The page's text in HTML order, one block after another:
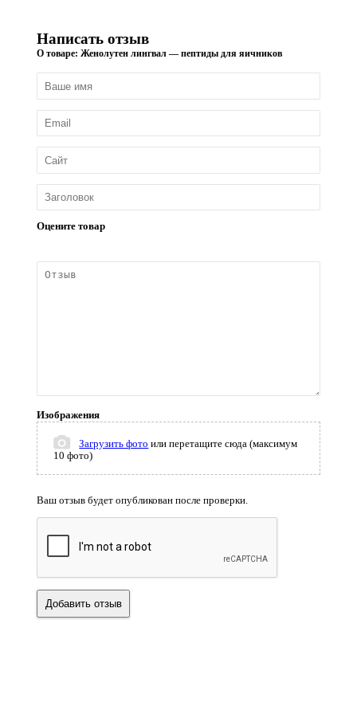
Написать отзыв
О товаре: Женолутен лингвал — пептиды для яичников
Оцените товар
Изображения
Загрузить фото или перетащите сюда (максимум
10 фото)
Ваш отзыв будет опубликован после проверки.